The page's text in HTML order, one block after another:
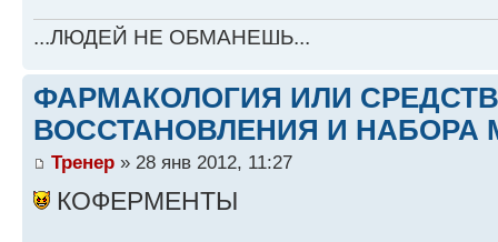
...ЛЮДЕЙ НЕ ОБМАНЕШЬ...
ФАРМАКОЛОГИЯ ИЛИ
ВОССТАНОВЛЕНИЯ И НАБОРА
Тренер » 28 янв 2012, 11:27
КОФЕРМЕНТЫ